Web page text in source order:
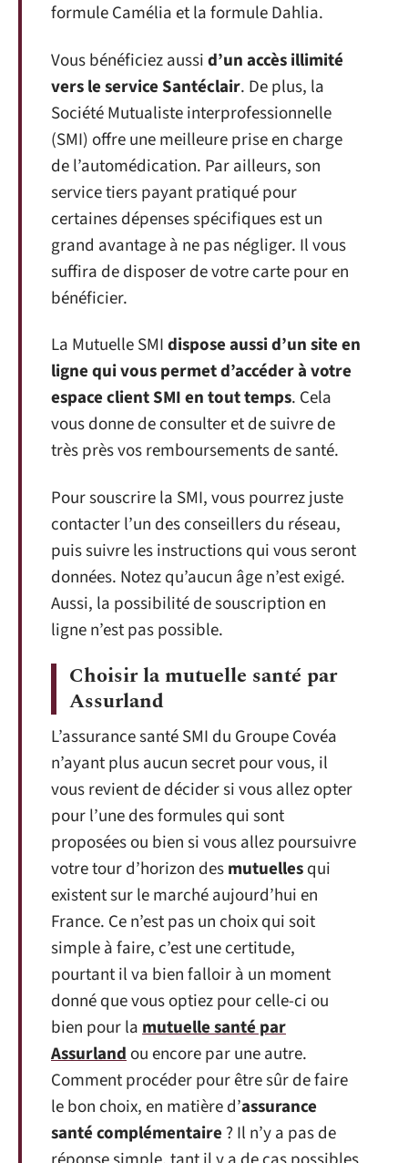
formule Camélia et la formule Dahlia.
Vous bénéficiez aussid’un accès illimité
vers le service Santéclair. De plus, la
Société Mutualiste interprofessionnelle
(SMI) offre une meilleure prise en charge
de l’automédication. Par ailleurs, son
service tiers payant pratiqué pour
certaines dépenses spécifiques est un
grand avantage à ne pas négliger. Il vous
suffira de disposer de votre carte pour en
bénéficier.
La Mutuelle SMIdispose aussi d’un site en
ligne qui vous permet d’accéder à votre
espace client SMI en tout temps. Cela
vous donne de consulter et de suivre de
très près vos remboursements de santé.
Pour souscrire la SMI, vous pourrez juste
contacter l’un des conseillers du réseau,
puis suivre les instructions qui vous seront
données. Notez qu’aucun âge n’est exigé.
Aussi, la possibilité de souscription en
ligne n’est pas possible.
Choisir la mutuelle santé par
Assurland
L’assurance santé SMI du Groupe Covéa
n’ayant plus aucun secret pour vous, il
vous revient de décider si vous allez opter
pour l’une des formules qui sont
proposées ou bien si vous allez poursuivre
votre tour d’horizon desmutuellesqui
existent sur le marché aujourd’hui en
France. Ce n’est pas un choix qui soit
simple à faire, c’est une certitude,
pourtant il va bien falloir à un moment
donné que vous optiez pour celle-ci ou
bien pour lamutuelle santé par
Assurlandou encore par une autre.
Comment procéder pour être sûr de faire
le bon choix, en matière d’assurance
santé complémentaire ? Il n’y a pas de